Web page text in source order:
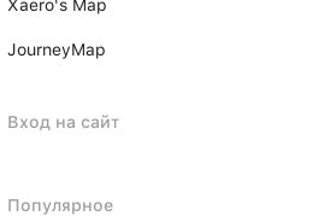
Xаero's Mаp
JourneyMap
Вход на сайт
Популярное